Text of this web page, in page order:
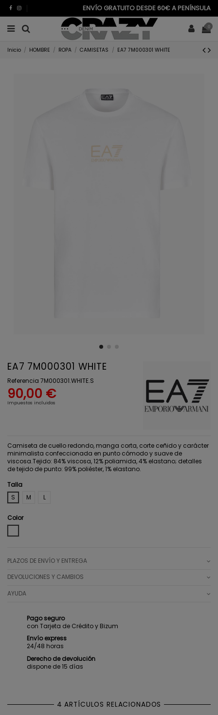
ENVÍO GRATUITO DESDE 60€ A PENÍNSULA
0
Inicio HOMBRE ROPA CAMISETAS EA7 7M000301 WHITE
EA7 7M000301 WHITE
Referencia 7M000301.WHITE.S
90,00 €
Impuestos incluidos
Camiseta de cuello redondo, manga corta, corte ceñido y carácter
minimalista confeccionada en punto cómodo y suave de
viscosa.Tejido: 84% viscosa, 12% poliamida, 4% elastano; detalles
de tejido de punto: 99% poliéster, 1% elastano.
Talla
S
M L
Color
PLAZOS DE ENVÍO Y ENTREGA
DEVOLUCIONES Y CAMBIOS
AYUDA
Pago seguro
con Tarjeta de Crédito y Bizum
Envío express
24/48 horas
Derecho de devolución
dispone de 15 días
4 ARTÍCULOS RELACIONADOS